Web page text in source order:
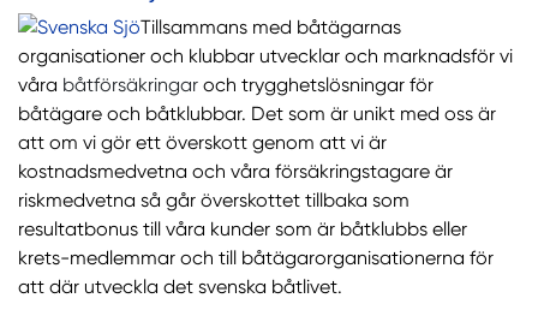
Tillsammans med båtägarnas
organisationer och klubbar utvecklar och marknadsför vi
våra båtförsäkringar och trygghetslösningar för
båtägare och båtklubbar. Det som är unikt med oss är
att om vi gör ett överskott genom att vi är
kostnadsmedvetna och våra försäkringstagare är
riskmedvetna så går överskottet tillbaka som
resultatbonus till våra kunder som är båtklubbs eller
krets-medlemmar och till båtägarorganisationerna för
att där utveckla det svenska båtlivet.